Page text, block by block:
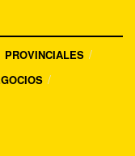
PROVINCIALES